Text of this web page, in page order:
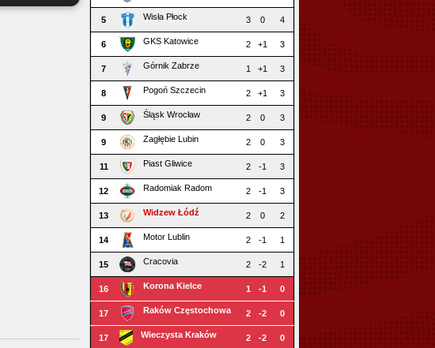
5 Wisła Płock 3 0 4
6 GKS Katowice 2 +1 3
7 Górnik Zabrze 1 +1 3
8 Pogoń Szczecin 2 +1 3
9 Śląsk Wrocław 2 0 3
9 Zagłębie Lubin 2 0 3
11 Piast Gliwice 2 -1 3
12 Radomiak Radom 2 -1 3
13 Widzew Łódź 2 0 2
14 Motor Lublin 2 -1 1
15 Cracovia 2 -2 1
16 Korona Kielce 1 -1 0
17 Raków Częstochowa 2 -2 0
17 Wieczysta Kraków 2 -2 0